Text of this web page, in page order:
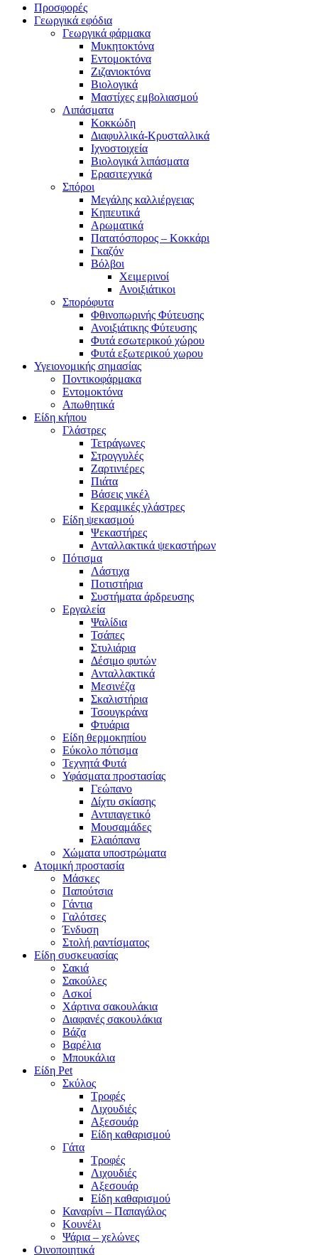
Προσφορές
Γεωργικά εφόδια
Γεωργικά φάρμακα
Μυκητοκτόνα
Εντομοκτόνα
Ζιζανιοκτόνα
Βιολογικά
Μαστίχες εμβολιασμού
Λιπάσματα
Κοκκώδη
Διαφυλλικά-Κρυσταλλικά
Ιχνοστοιχεία
Βιολογικά λιπάσματα
Ερασιτεχνικά
Σπόροι
Μεγάλης καλλιέργειας
Κηπευτικά
Αρωματικά
Πατατόσπορος – Κοκκάρι
Γκαζόν
Βόλβοι
Χειμερινοί
Ανοιξιάτικοι
Σπορόφυτα
Φθινοπωρινής Φύτευσης
Ανοιξιάτικης Φύτευσης
Φυτά εσωτερικού χώρου
Φυτά εξωτερικού χωρου
Υγειονομικής σημασίας
Ποντικοφάρμακα
Εντομοκτόνα
Απωθητικά
Είδη κήπου
Γλάστρες
Τετράγωνες
Στρογγυλές
Ζαρτινιέρες
Πιάτα
Βάσεις νικέλ
Κεραμικές γλάστρες
Είδη ψεκασμού
Ψεκαστήρες
Ανταλλακτικά ψεκαστήρων
Πότισμα
Λάστιχα
Ποτιστήρια
Συστήματα άρδρευσης
Εργαλεία
Ψαλίδια
Τσάπες
Στυλιάρια
Δέσιμο φυτών
Ανταλλακτικά
Μεσινέζα
Σκαλιστήρια
Τσουγκράνα
Φτυάρια
Είδη θερμοκηπίου
Εύκολο πότισμα
Τεχνητά Φυτά
Υφάσματα προστασίας
Γεώπανο
Δίχτυ σκίασης
Αντιπαγετικό
Μουσαμάδες
Ελαιόπανα
Χώματα υποστρώματα
Ατομική προστασία
Μάσκες
Παπούτσια
Γάντια
Γαλότσες
Ένδυση
Στολή ραντίσματος
Είδη συσκευασίας
Σακιά
Σακούλες
Ασκοί
Χάρτινα σακουλάκια
Διαφανές σακουλάκια
Βάζα
Βαρέλια
Μπουκάλια
Είδη Pet
Σκύλος
Τροφές
Λιχουδιές
Αξεσουάρ
Είδη καθαρισμού
Γάτα
Τροφές
Λιχουδιές
Αξεσουάρ
Είδη καθαρισμού
Καναρίνι – Παπαγάλος
Κουνέλι
Ψάρια – χελώνες
Οινοποιητικά